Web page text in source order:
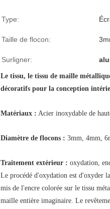
Type:
Taille de flocon:
Surligner:
Le tissu, le tissu de maille
décoratifs pour la conception
Matériaux : Acier inoxydable de
Diamètre de flocons : 3mm, 4mm,
Traitement extérieur : oxydation,
Le procédé d'oxydation est d'oxyder
mis de l'encre colorée sur le tissu
maille entière imaginaire. Le